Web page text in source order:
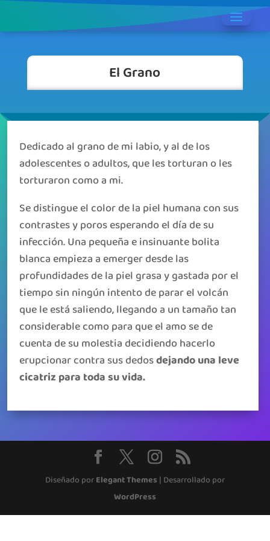
El Grano
Dedicado al grano de mi labio, y al de los
adolescentes o adultos, que les torturan o les
torturaron como a mi.
Se distingue el color de la piel humana con sus
contrastes y poros esperando el día de su
infección. Una pequeña e insinuante bolita
blanca empieza a emerger desde las
profundidades de la piel grasa y gastada por el
tiempo sin ningún intento de parar el volcán
que le está saliendo, llegando a un tamaño tan
considerable como para que el amo se de
cuenta de su molestia decidiendo hacerlo
erupcionar contra sus dedosdejando una leve
cicatriz para toda su vida.
Diseñado porElegant Themes | Desarrollado por
WordPress